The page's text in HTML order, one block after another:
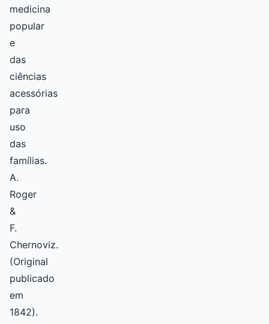
medicina
popular
e
das
ciências
acessórias
para
uso
das
famílias.
A.
Roger
&
F.
Chernoviz.
(Original
publicado
em
1842).